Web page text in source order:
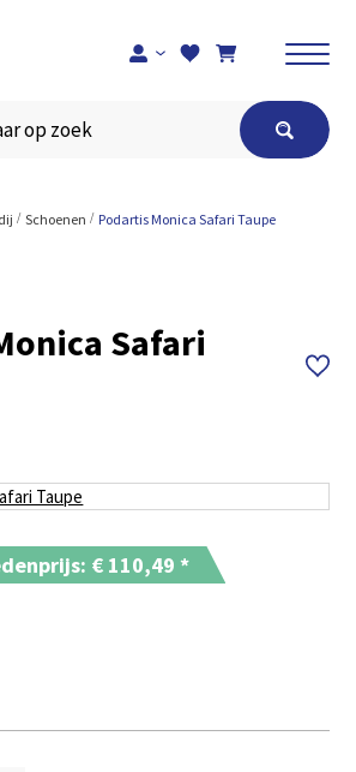
Schoenen Podartis Monica Safari Taupe
Safari
€ 110,49 *